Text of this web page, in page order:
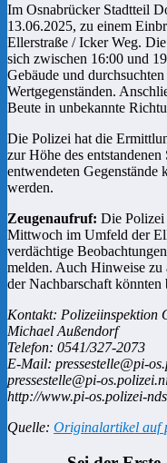
Im Osnabrücker Stadtteil
13.06.2025, zu einem
Ellerstraße / Icker Weg.
sich zwischen 16:00 und
Gebäude und
Wertgegenständen.
Beute in unbekannte
Die Polizei hat die
zur Höhe des
entwendeten Gegenstände
werden.
Zeugenaufruf: Die Polizei
Mittwoch im Umfeld der
verdächtige
melden. Auch Hinweise zu
der Nachbarschaft
Kontakt: Polizeiinspektion
Michael Außendorf
Telefon: 0541/327-2073
E-Mail: pressestelle@pi-
pressestelle@pi-
http://www.pi-os.polizei-
Quelle: Originalartikel auf